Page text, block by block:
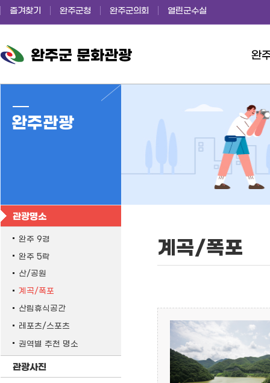
즐겨찾기 완주군청 완주군의회 열린군수실
완
완주관광
관광명소
완주 9경
완주 5락
산/공원
계곡/폭포
산림휴식공간
레포츠/스포츠
권역별 추천 명소
관광사진
계곡/폭포